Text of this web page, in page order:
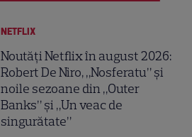
NETFLIX
Noutăți Netflix în august 2026:
Robert De Niro, „Nosferatu” și
noile sezoane din „Outer
Banks” și „Un veac de
singurătate”